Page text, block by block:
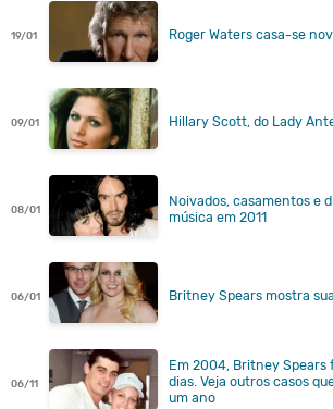
19/01 Roger Waters casa-se
09/01 Hillary Scott, do Lady
08/01
Noivados, casamentos e
música em 2011
06/01 Britney Spears mostra
06/11
Em 2004, Britney Spears
dias. Veja outros casos
um ano